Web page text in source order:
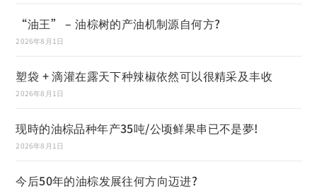
“油王” – 油棕树的产油机制源自何方?
2026年8月1日
塑袋 + 滴灌在露天下种辣椒依然可以很精采及丰收
2026年8月1日
现時的油棕品种年产35吨/公顷鲜果串已不是夢!
2026年8月1日
今后50年的油棕发展往何方向迈进?